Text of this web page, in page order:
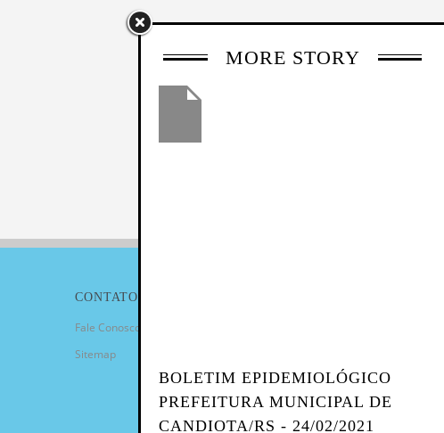
MORE STORY
BOLETIM EPIDEMIOLÓGICO
PREFEITURA MUNICIPAL DE
CANDIOTA/RS - 24/02/2021
CONTATO
Fale Conosco
Sitemap